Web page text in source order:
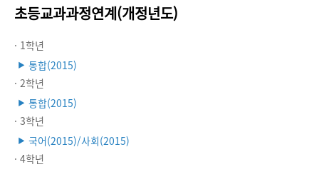
초등교과과정연계(개정년도)
· 1학년
▶ 통합(2015)
· 2학년
▶ 통합(2015)
· 3학년
▶ 국어(2015)/사회(2015)
· 4학년